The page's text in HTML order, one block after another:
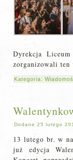
Dyrekcja
zorganizowali ten
Kategoria:
Dodane 25 lutego
13 lutego br. w
już edycja